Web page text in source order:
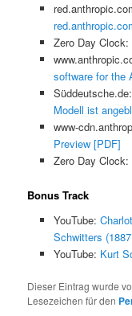
Zero Day Clock:
software for the
Süddeutsche.de:
Modell ist
www-
Preview [PDF]
Zero Day Clock:
Bonus Track
YouTube:
Schwitters
YouTube: Kurt
Dieser Eintrag wurde
Lesezeichen für den